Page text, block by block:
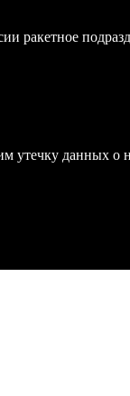
ракетное
утечку данных о